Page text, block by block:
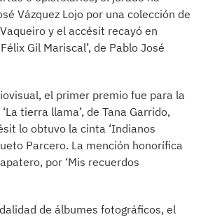
Vázquez Lojo por una colección de
y el accésit recayó en
Gil Mariscal’, de Pablo José
el primer premio fue para la
tierra llama’, de Tana Garrido,
lo obtuvo la cinta ‘Indianos
Parcero. La mención honorífica
por ‘Mis recuerdos
de álbumes fotográficos, el